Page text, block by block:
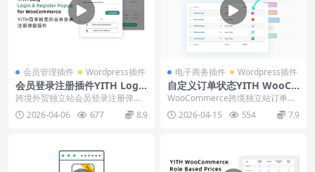
会员管理插件 Wordpress插件
会员登录注册插件YITH Login
& Register Popup下载安装
教程
跨境外贸独立站会员登录注册弹窗
插件YITH Easy Login & Regis...
2026-04-06 677 8.9
电子商务插件 Wordpress插件
自定义订单状态YITH WooCo
mmerce Custom order stat
us下载使用教程
WooCommerce跨境独立站订单状
态自定义插件YITH WooCommer
c... 2026-04-15 554 7.9